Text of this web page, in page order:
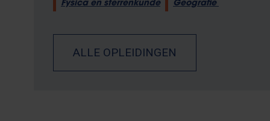
Fysica en sterrenkunde Geografie
ALLE OPLEIDINGEN